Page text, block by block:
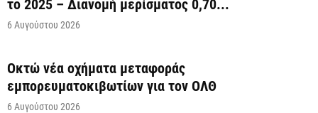
το 2025 – Διανομή μερίσματος 0,70...
6 Αυγούστου 2026
Οκτώ νέα οχήματα μεταφοράς
εμπορευματοκιβωτίων για τον ΟΛΘ
6 Αυγούστου 2026